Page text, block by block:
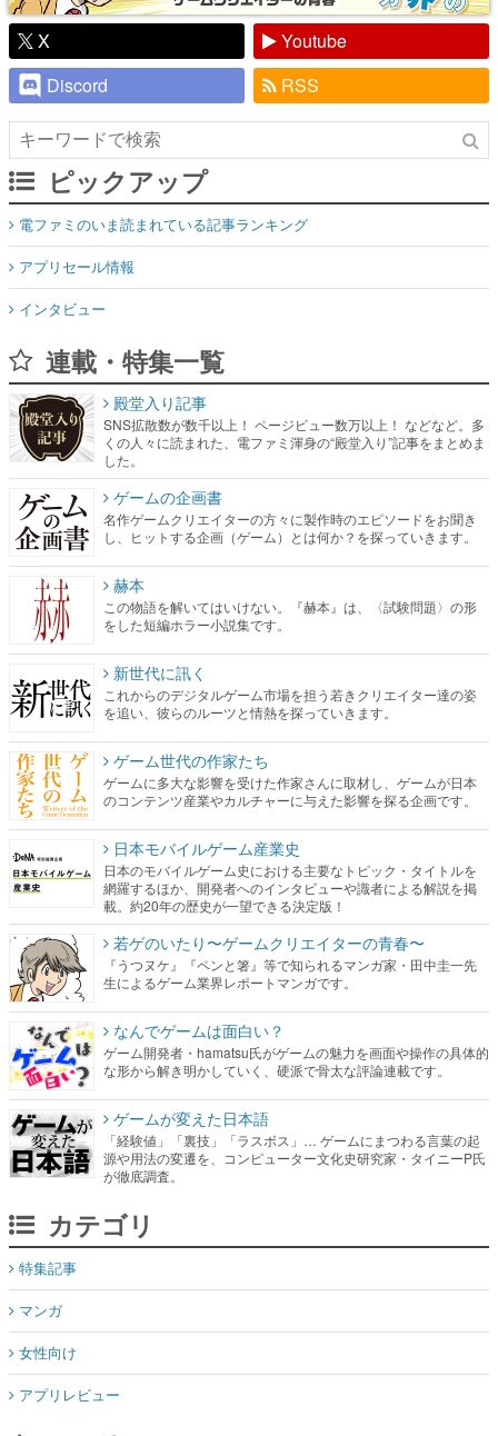
X
Youtube
Discord
RSS
ピックアップ
電ファミのいま読まれている記事ランキング
アプリセール情報
インタビュー
連載・特集一覧
殿堂入り記事
SNS拡散数が数千以上！ ページビュー数万以上！ などなど。多
くの人々に読まれた、電ファミ渾身の“殿堂入り”記事をまとめま
した。
ゲームの企画書
名作ゲームクリエイターの方々に製作時のエピソードをお聞き
し、ヒットする企画（ゲーム）とは何か？を探っていきます。
赫本
この物語を解いてはいけない。『赫本』は、〈試験問題〉の形
をした短編ホラー小説集です。
新世代に訊く
これからのデジタルゲーム市場を担う若きクリエイター達の姿
を追い、彼らのルーツと情熱を探っていきます。
ゲーム世代の作家たち
ゲームに多大な影響を受けた作家さんに取材し、ゲームが日本
のコンテンツ産業やカルチャーに与えた影響を探る企画です。
日本モバイルゲーム産業史
日本のモバイルゲーム史における主要なトピック・タイトルを
網羅するほか、開発者へのインタビューや識者による解説を掲
載。約20年の歴史が一望できる決定版！
若ゲのいたり〜ゲームクリエイターの青春〜
『うつヌケ』『ペンと箸』等で知られるマンガ家・田中圭一先
生によるゲーム業界レポートマンガです。
なんでゲームは面白い？
ゲーム開発者・hamatsu氏がゲームの魅力を画面や操作の具体的
な形から解き明かしていく、硬派で骨太な評論連載です。
ゲームが変えた日本語
「経験値」「裏技」「ラスボス」… ゲームにまつわる言葉の起
源や用法の変遷を、コンピューター文化史研究家・タイニーP氏
が徹底調査。
カテゴリ
特集記事
マンガ
女性向け
アプリレビュー